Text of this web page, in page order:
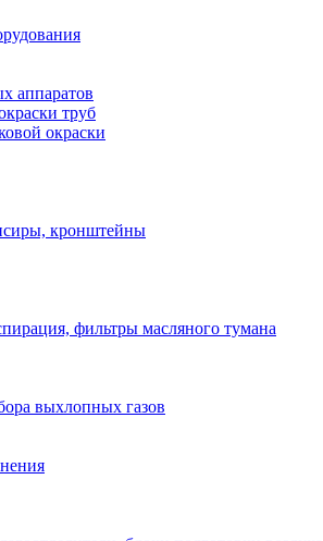
аппаратов
труб
окраски
кронштейны
фильтры масляного тумана
выхлопных газов